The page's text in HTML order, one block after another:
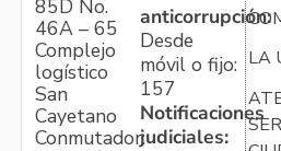
85D No.
46A – 65
Complejo
logístico
San
Cayetano
Conmutador:
anticorrupción:
Desde
móvil o fijo:
157
Notificaciones
judiciales:
LA